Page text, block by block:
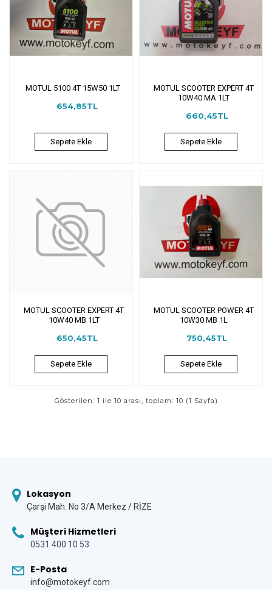
MOTUL 5100 4T 15W50 1LT
654,85TL
Sepete Ekle
MOTUL SCOOTER EXPERT 4T
10W40 MA 1LT
660,45TL
Sepete Ekle
MOTUL SCOOTER EXPERT 4T
10W40 MB 1LT
650,45TL
Sepete Ekle
MOTUL SCOOTER POWER 4T
10W30 MB 1L
750,45TL
Sepete Ekle
Gösterilen: 1 ile 10 arası, toplam: 10 (1 Sayfa)
Lokasyon
Çarşi Mah. No 3/A Merkez / RİZE
Müşteri Hizmetleri
0531 400 10 53
E-Posta
info@motokeyf.com